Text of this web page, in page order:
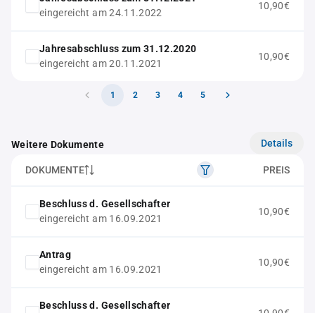
eingereicht am 24.11.2022
10,90€
Jahresabschluss zum 31.12.2020
eingereicht am 20.11.2021
10,90€
1 2 3 4 5
Weitere Dokumente Details
DOKUMENTE PREIS
Beschluss d. Gesellschafter
eingereicht am 16.09.2021
10,90€
Antrag
eingereicht am 16.09.2021
10,90€
Beschluss d. Gesellschafter